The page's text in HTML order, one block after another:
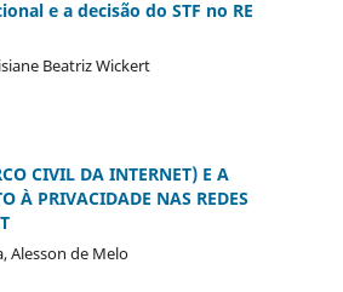
e a decisão do STF no RE
Beatriz Wickert
CIVIL DA INTERNET) E A
À PRIVACIDADE NAS REDES
Alesson de Melo